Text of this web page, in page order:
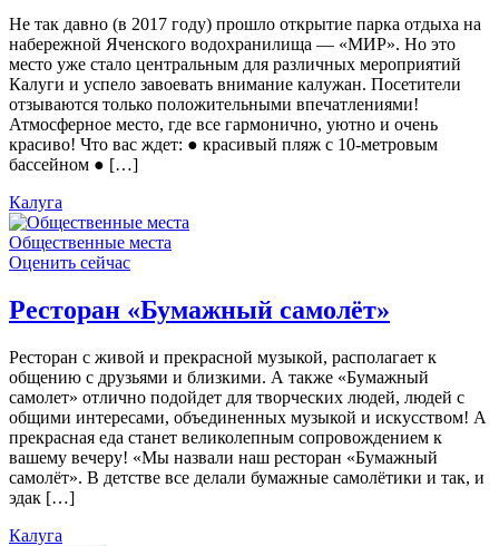
Не так давно (в 2017 году) прошло открытие парка отдыха на
набережной Яченского водохранилища — «МИР». Но это
место уже стало центральным для различных мероприятий
Калуги и успело завоевать внимание калужан. Посетители
отзываются только положительными впечатлениями!
Атмосферное место, где все гармонично, уютно и очень
красиво! Что вас ждет: ● красивый пляж с 10-метровым
бассейном ● […]
Калуга
Общественные места
Оценить сейчас
Ресторан «Бумажный самолёт»
Ресторан с живой и прекрасной музыкой, располагает к
общению с друзьями и близкими. А также «Бумажный
самолет» отлично подойдет для творческих людей, людей с
общими интересами, объединенных музыкой и искусством! А
прекрасная еда станет великолепным сопровождением к
вашему вечеру! «Мы назвали наш ресторан «Бумажный
самолёт». В детстве все делали бумажные самолётики и так, и
эдак […]
Калуга